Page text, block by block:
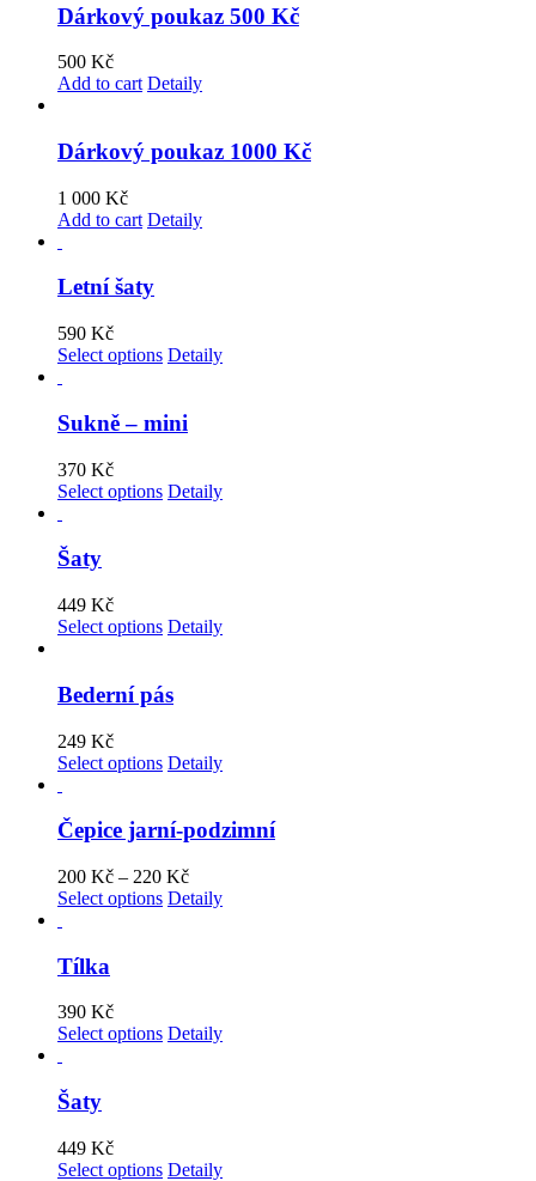
Dárkový poukaz 500 Kč
500 Kč
Add to cart Detaily
Dárkový poukaz 1000 Kč
1 000 Kč
Add to cart Detaily
Letní šaty
590 Kč
Select options Detaily
Sukně – mini
370 Kč
Select options Detaily
Šaty
449 Kč
Select options Detaily
Bederní pás
249 Kč
Select options Detaily
Čepice jarní-podzimní
200 Kč – 220 Kč
Select options Detaily
Tílka
390 Kč
Select options Detaily
Šaty
449 Kč
Select options Detaily